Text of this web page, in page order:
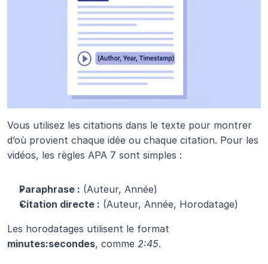
Vous utilisez les citations dans le texte pour montrer
d’où provient chaque idée ou chaque citation. Pour les
vidéos, les règles APA 7 sont simples :
Paraphrase : (Auteur, Année)
Citation directe : (Auteur, Année, Horodatage)
minutes:secondes, comme 2:45.